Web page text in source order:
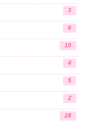
3
8
10
4
5
2
28